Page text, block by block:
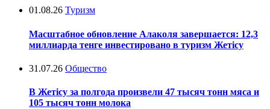
01.08.26 Туризм
Масштабное обновление Алаколя завершается: 12,3
миллиарда тенге инвестировано в туризм Жетісу
31.07.26 Общество
В Жетісу за полгода произвели 47 тысяч тонн мяса и
105 тысяч тонн молока